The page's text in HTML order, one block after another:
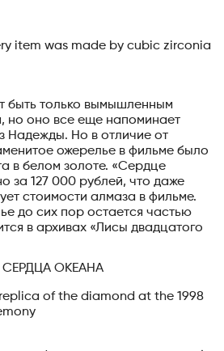
быть только вымышленным
но оно все еще напоминает
Надежды. Но в отличие от
ожерелье в фильме было
в белом золоте. «Сердце
за 127 000 рублей, что даже
стоимости алмаза в фильме.
до сих пор остается частью
в архивах «Лисы двадцатого
ОКЕАНА